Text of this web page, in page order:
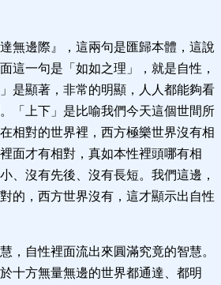
無邊際』，這兩句是匯歸本體，這說
這一句是「如如之理」，就是自性，
是顯著，非常的明顯，人人都能夠看
「上下」是比喻我們今天這個世間所
相對的世界裡，西方極樂世界沒有相
面才有相對，真如本性裡頭哪有相
、沒有先後、沒有長短。我們這邊，
的，西方世界沒有，這才顯示出自性
，自性裡面流出來圓滿究竟的智慧。
十方無量無邊的世界都通達、都明